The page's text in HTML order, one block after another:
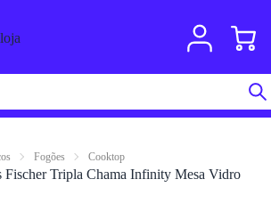
Fogões Cooktop